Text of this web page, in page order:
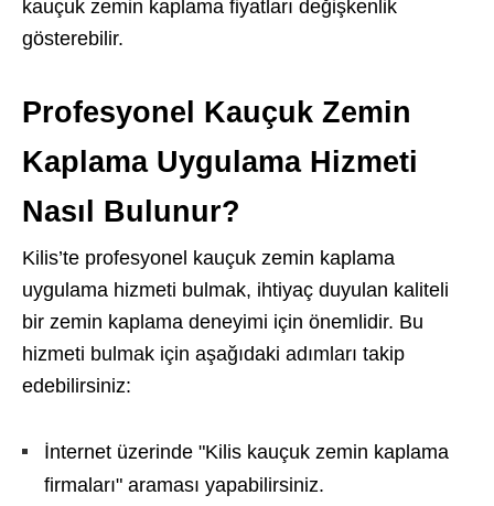
kauçuk zemin kaplama fiyatları değişkenlik
gösterebilir.
Profesyonel Kauçuk Zemin
Kaplama Uygulama Hizmeti
Nasıl Bulunur?
Kilis’te profesyonel kauçuk zemin kaplama
uygulama hizmeti bulmak, ihtiyaç duyulan kaliteli
bir zemin kaplama deneyimi için önemlidir. Bu
hizmeti bulmak için aşağıdaki adımları takip
edebilirsiniz:
İnternet üzerinde "Kilis kauçuk zemin kaplama
firmaları" araması yapabilirsiniz.